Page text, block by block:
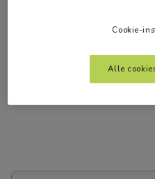
Cookie-
Alle